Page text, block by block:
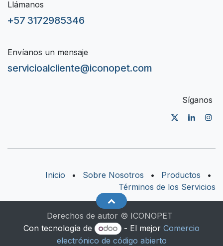
Llámanos
+57 3172985346
Envíanos un mensaje
servicioalcliente@iconopet.com
Síganos
Inicio • Sobre Nosotros • Productos
•
Términos de los Servicios
Derechos de autor © ICONOPET
Con tecnología de
- El mejorComercio
electrónico de código abierto